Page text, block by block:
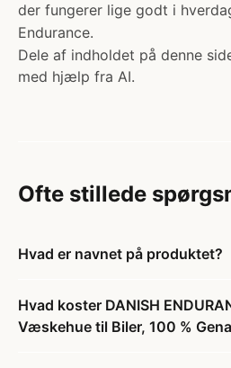
der fungerer lige godt i
Endurance.
Dele af indholdet på denne
med hjælp fra AI.
Ofte stillede
Hvad er navnet på produktet?
Hvad koster DANISH
Væskehue til Biler, 100 %